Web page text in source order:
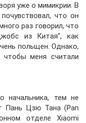
уже о мимикрии. В
что он
раз говорил, что
из Китая", как
польщен. Однако,
чтобы меня считали
начальника, тем не
Пань Цзю Тана (Pan
отделе Xiaomi